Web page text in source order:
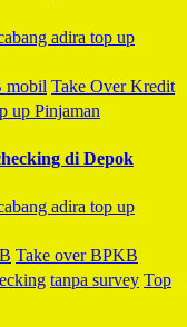
mobil Take Over Kredit
up Pinjaman
di Depok
Take over BPKB
tanpa survey Top